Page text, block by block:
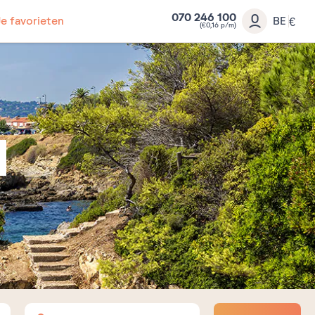
favorieten 070 246 100
(€0,16 p/m) BE €